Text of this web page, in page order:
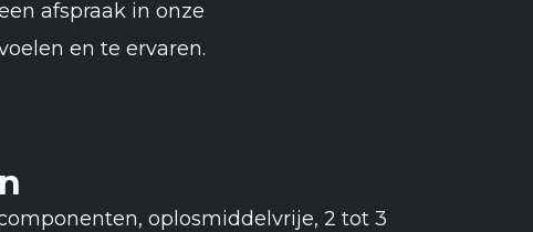
afspraak in onze
en te ervaren.
oplosmiddelvrije, 2 tot 3